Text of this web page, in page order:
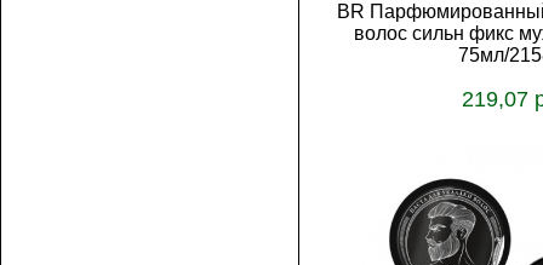
BR Парфюмированный
волос сильн фикс
75мл/
219,07
В